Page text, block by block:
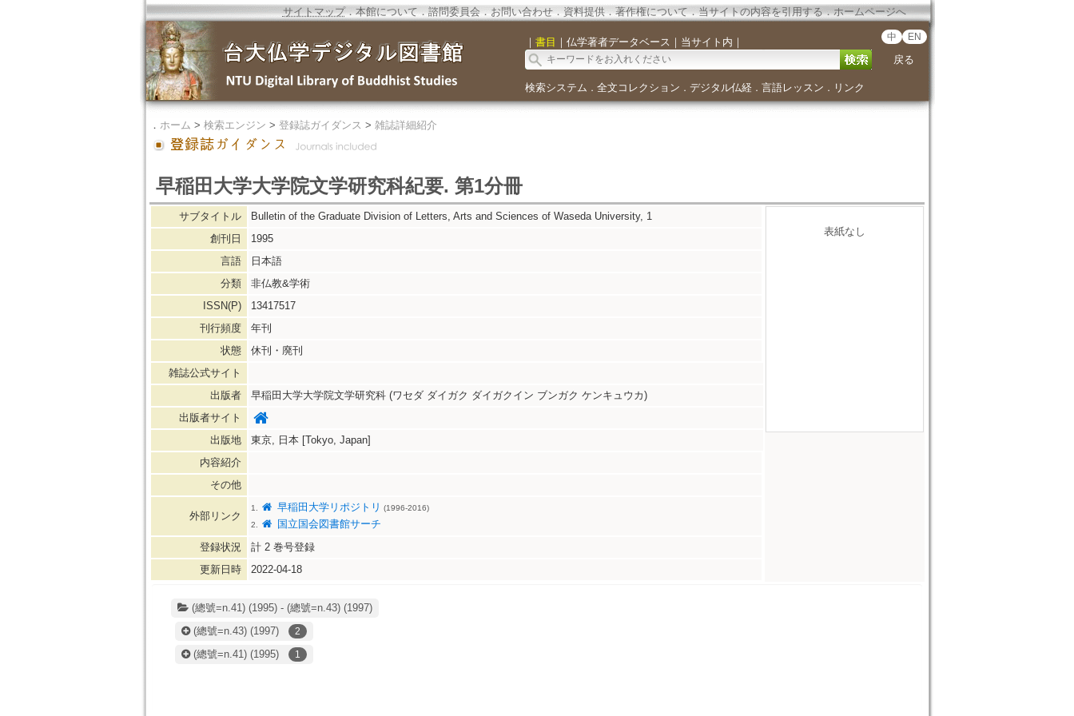
サイトマップ．本館について．諮問委員会．お問い合わせ．資料提供．著作権について．当サイトの内容を引用する．ホームページへ
｜ 書目 ｜ 仏学著者データベース ｜ 当サイト内 ｜ 中 EN
戻る
検索システム ． 全文コレクション ． デジタル仏経． 言語レッスン ． リンク
． ホーム > 検索エンジン > 登録誌ガイダンス > 雑誌詳細紹介
早稲田大学大学院文学研究科紀要. 第1分冊
サブタイトル
Bulletin of the Graduate Division of Letters, Arts and Sciences of Waseda University, 1
創刊日
1995
言語
日本語
分類
非仏教&学術
ISSN(P)
13417517
刊行頻度
年刊
状態
休刊・廃刊
雑誌公式サイト
出版者
早稲田大学大学院文学研究科 (ワセダ ダイガク ダイガクイン ブンガク ケンキュウカ)
出版者サイト
出版地
東京, 日本 [Tokyo, Japan]
内容紹介
その他
外部リンク
1. 早稲田大学リポジトリ (1996-2016)
2.
国立国会図書館サーチ
登録状況
計 2巻号登録
更新日時
2022-04-18
表紙なし
(總號=n.41) (1995) - (總號=n.43) (1997)
(總號=n.43)(1997) 2
(總號=n.41)(1995) 1